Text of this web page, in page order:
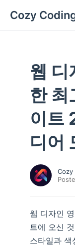
Cozy
웹 디
한
이트
디어
Cozy
웹 디자인
트에 오신
스타일과 색